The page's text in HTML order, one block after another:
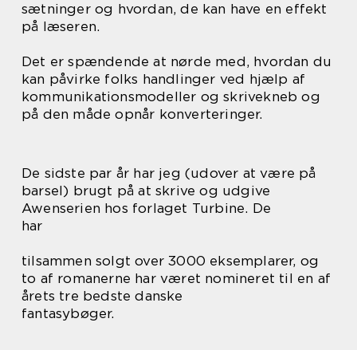
sætninger og hvordan, de kan have en effekt
på læseren.
Det er spændende at nørde med, hvordan du
kan påvirke folks handlinger ved hjælp af
kommunikationsmodeller og skrivekneb og
på den måde opnår konverteringer.
De sidste par år har jeg (udover at være på
barsel) brugt på at skrive og udgive
Awenserien hos forlaget Turbine. De
har
tilsammen solgt over 3000 eksemplarer, og
to af romanerne har været nomineret til en af
årets tre bedste danske
fantasybøger.